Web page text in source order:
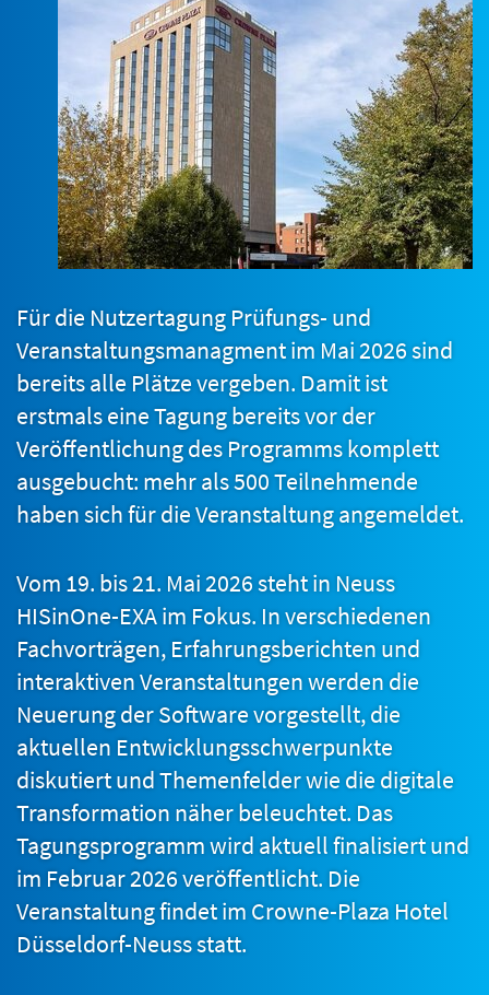
Für die Nutzertagung Prüfungs- und
Veranstaltungsmanagment im Mai 2026 sind
bereits alle Plätze vergeben. Damit ist
erstmals eine Tagung bereits vor der
Veröffentlichung des Programms komplett
ausgebucht: mehr als 500 Teilnehmende
haben sich für die Veranstaltung angemeldet.
Vom 19. bis 21. Mai 2026 steht in Neuss
HISinOne-EXA im Fokus. In verschiedenen
Fachvorträgen, Erfahrungsberichten und
interaktiven Veranstaltungen werden die
Neuerung der Software vorgestellt, die
aktuellen Entwicklungsschwerpunkte
diskutiert und Themenfelder wie die digitale
Transformation näher beleuchtet. Das
Tagungsprogramm wird aktuell finalisiert und
im Februar 2026 veröffentlicht. Die
Veranstaltung findet im Crowne-Plaza Hotel
Düsseldorf-Neuss statt.